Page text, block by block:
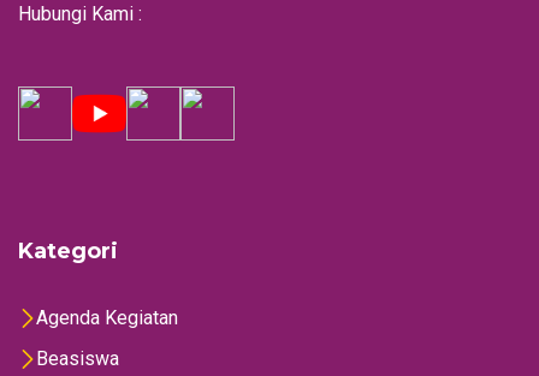
Hubungi Kami :
Kategori
Agenda Kegiatan
Beasiswa